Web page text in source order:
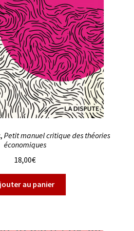
Petit manuel critique des théories
économiques
18,00€
au panier